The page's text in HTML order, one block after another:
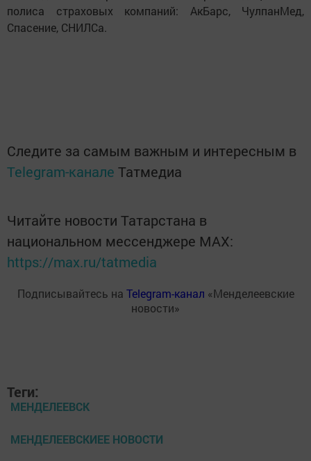
полиса страховых компаний: АкБарс, ЧулпанМед,
Спасение, СНИЛСа.
Следите за самым важным и интересным в
Telegram-канале Татмедиа
Читайте новости Татарстана в
национальном мессенджере MАХ:
https://max.ru/tatmedia
Подписывайтесь на Telegram-канал «Менделеевские
новости»
Теги:
МЕНДЕЛЕЕВСК
МЕНДЕЛЕЕВСКИЕЕ НОВОСТИ